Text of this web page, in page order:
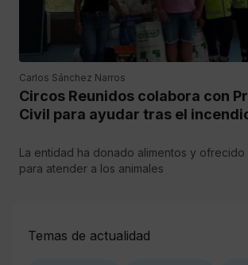
Carlos Sánchez Narros
Circos Reunidos colabora con
Civil para ayudar tras el
La entidad ha donado alimentos y ofrecido
para atender a los animales
Temas de actualidad